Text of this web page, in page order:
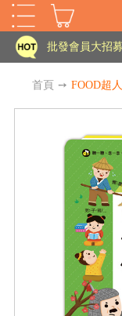
批發會員大招
老師您好!!幼
批發會員大招
老師您好!!幼
海外購物免煩
首頁 ➙ FOOD超